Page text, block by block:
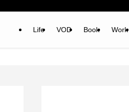
Life VOD Book Work